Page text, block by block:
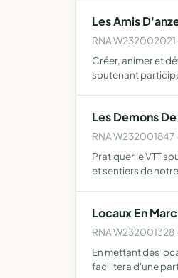
Les Amis
RNA W232002021
Créer, animer et
soutenant
Les Demons
RNA W232001847
Pratiquer le VTT
et sentiers de
Locaux En
RNA W232001328
En mettant des
facilitera d'une